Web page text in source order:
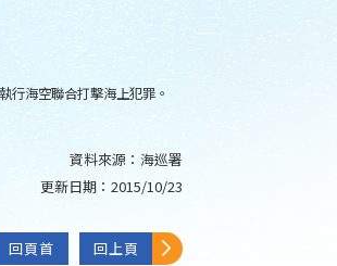
行海空聯合打擊海上犯罪。
資料來源： 海巡署
更新日期： 2015/10/23
回頁首 回上頁